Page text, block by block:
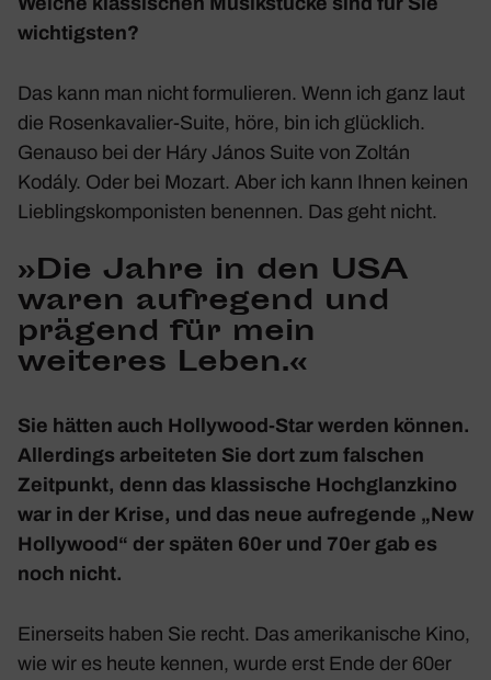
wich­tigsten?
Das kann man nicht formu­lieren. Wenn ich ganz laut
die Rosen­ka­va­lier-Suite, höre, bin ich glück­lich.
Genauso bei der Háry János Suite von Zoltán
Kodály. Oder bei Mozart. Aber ich kann Ihnen keinen
Lieb­lings­kom­po­nisten benennen. Das geht nicht.
»Die Jahre in den USA
waren aufre­gend und
prägend für mein
weiteres Leben.«
Sie hätten auch Holly­wood-Star werden können.
Aller­dings arbei­teten Sie dort zum falschen
Zeit­punkt, denn das klas­si­sche Hoch­glanz­kino
war in der Krise, und das neue aufre­gende „New
Holly­wood“ der späten 60er und 70er gab es
noch nicht.
Einer­seits haben Sie recht. Das ameri­ka­ni­sche Kino,
wie wir es heute kennen, wurde erst Ende der 60er